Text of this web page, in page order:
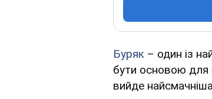
Буряк – один із
бути основою для
вийде